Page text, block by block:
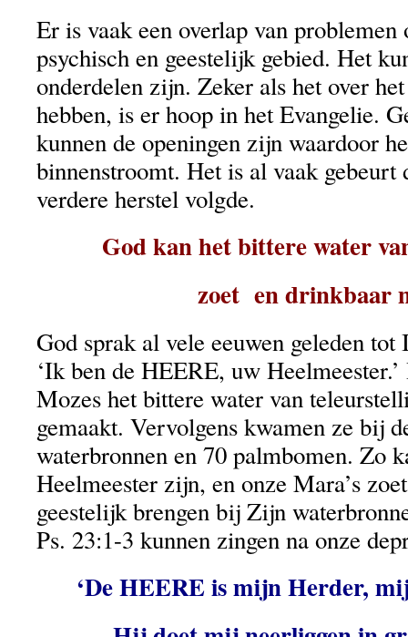
Er is vaak een overlap van
psychisch en geestelijk gebied. Het
onderdelen zijn. Zeker als het over
hebben, is er hoop in het Evangelie.
kunnen de openingen zijn waardoor
binnenstroomt. Het is al vaak gebeurt
verdere herstel volgde.
God kan het bittere water
zoet en drinkbaar
God sprak al vele eeuwen geleden
‘Ik ben de HEERE, uw
Mozes het bittere water van
gemaakt. Vervolgens kwamen ze bij
waterbronnen en 70 palmbomen. Zo
Heelmeester zijn, en onze Mara’s
geestelijk brengen bij Zijn
Ps. 23:1-3 kunnen zingen na onze
‘De HEERE is mijn Herder,